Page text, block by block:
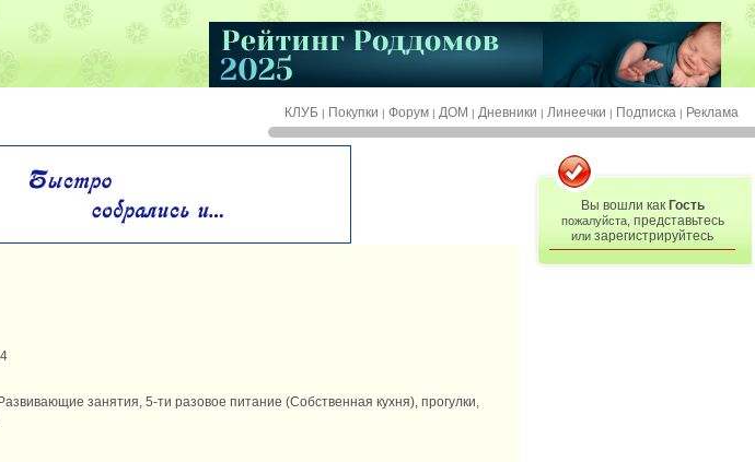
КЛУБ | Покупки | Форум | ДОМ | Дневники | Линеечки | Подписка | Реклама
занятия, 5-ти разовое питание (Собственная кухня), прогулки,
Вы вошли как Гость
пожалуйста, представьтесь
или зарегистрируйтесь